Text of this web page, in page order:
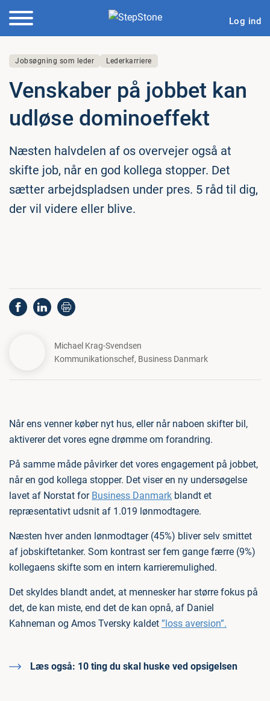
Log ind
Jobsøgning som leder Lederkarriere
Venskaber på jobbet kan
udløse do­mi­no­ef­fekt
Næsten halvdelen af os overvejer også at
skifte job, når en god kollega stopper. Det
sætter arbejdspladsen under pres. 5 råd til dig,
der vil videre eller blive.
Michael Krag-Svendsen
Kommunikationschef, Business Danmark
Når ens venner køber nyt hus, eller når naboen skifter bil,
aktiverer det vores egne drømme om forandring.
På samme måde påvirker det vores engagement på jobbet,
når en god kollega stopper. Det viser en ny undersøgelse
lavet af Norstat for Business Danmark blandt et
repræsentativt udsnit af 1.019 lønmodtagere.
Næsten hver anden lønmodtager (45%) bliver selv smittet
af jobskiftetanker. Som kontrast ser fem gange færre (9%)
kollegaens skifte som en intern karrieremulighed.
Det skyldes blandt andet, at mennesker har større fokus på
det, de kan miste, end det de kan opnå, af Daniel
Kahneman og Amos Tversky kaldet ”loss aversion”.
Læs også: 10 ting du skal huske ved opsigelsen